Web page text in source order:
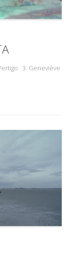
3. Geneviève